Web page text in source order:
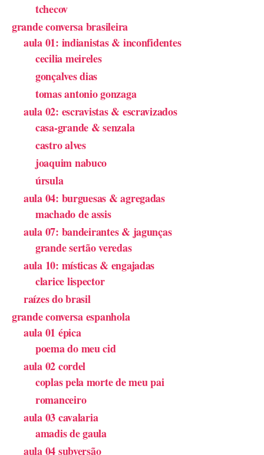
tchecov
grande conversa brasileira
aula 01: indianistas & inconfidentes
cecilia meireles
gonçalves dias
tomas antonio gonzaga
aula 02: escravistas & escravizados
casa-grande & senzala
castro alves
joaquim nabuco
úrsula
aula 04: burguesas & agregadas
machado de assis
aula 07: bandeirantes & jagunças
grande sertão veredas
aula 10: místicas & engajadas
clarice lispector
raízes do brasil
grande conversa espanhola
aula 01 épica
poema do meu cid
aula 02 cordel
coplas pela morte de meu pai
romanceiro
aula 03 cavalaria
amadis de gaula
aula 04 subversão